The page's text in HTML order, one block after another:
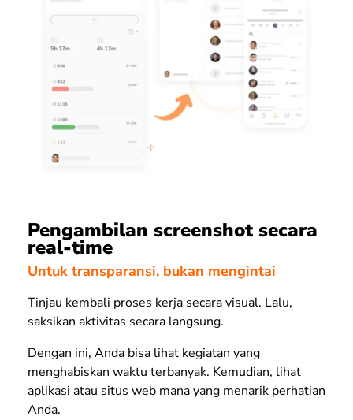
Pengambilan screenshot secara
real-time
Untuk transparansi, bukan mengintai
Tinjau kembali proses kerja secara visual. Lalu,
saksikan aktivitas secara langsung.
Dengan ini, Anda bisa lihat kegiatan yang
menghabiskan waktu terbanyak. Kemudian, lihat
aplikasi atau situs web mana yang menarik perhatian
Anda.